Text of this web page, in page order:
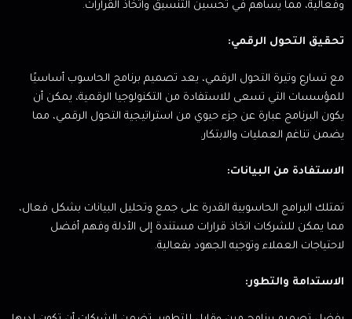
وفعالية، مما يساهم في تحسين التنسيق واتخاذ القرارات.
تحقيق التحول الرقمي:
مع تسارع وتيرة التحول الرقمي، يعد تصميم برنامج الحاسوب أساسيًا
للمؤسسات التي تسعى للاستفادة من التكنولوجيا الرقمية، يمكن أن
يكون البرنامج عبارة عن جزء حيوي من استراتيجية التحول الرقمي، مما
يضمن تناغم العمليات والابتكار.
الاستفادة من البيانات:
تمتلك البرامج الحاسوبية القدرة على جمع وتحليل البيانات بشكل فعال،
مما يمكن للشركات اتخاذ قرارات مستندة إلى الأدلة وفهم أفضل
لاحتياجات العملاء وتوجيه الجهود بفعالية.
الاستدامة والتطور: